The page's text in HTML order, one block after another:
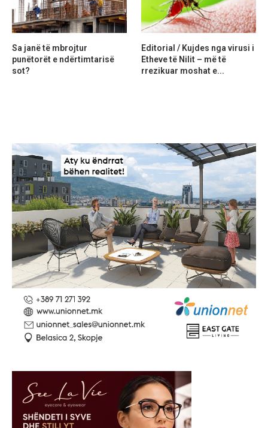
Sa janë të mbrojtur
punëtorët e ndërtimtarisë
sot?
Editorial / Kujdes nga virusi i
Etheve të Nilit – më të
rrezikuar moshat e...